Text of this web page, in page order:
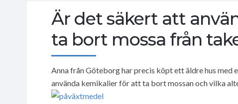
Är det säkert att
ta bort mossa från
Anna från Göteborg har precis köpt ett äldre hus
använda kemikalier för att ta bort mossan och vilka